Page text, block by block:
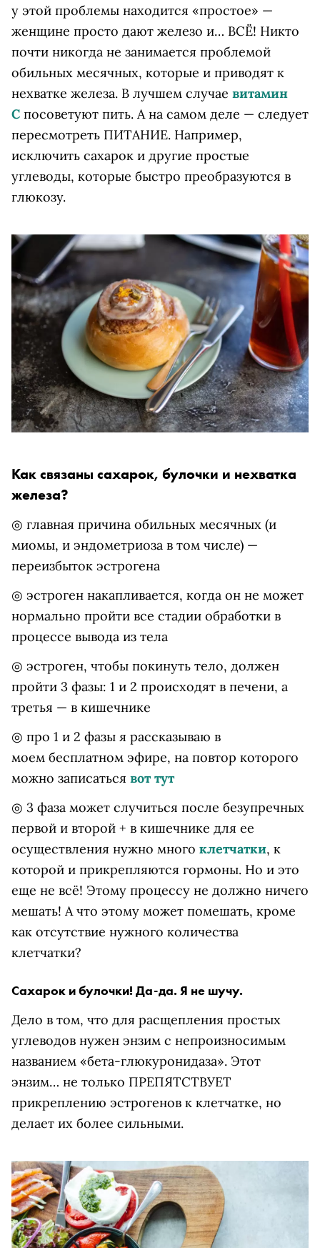
у этой проблемы находится «простое» —
женщине просто дают железо и… ВСЁ! Никто
почти никогда не занимается проблемой
обильных месячных, которые и приводят к
нехватке железа. В лучшем случае витамин
С посоветуют пить. А на самом деле — следует
пересмотреть ПИТАНИЕ. Например,
исключить сахарок и другие простые
углеводы, которые быстро преобразуются в
глюкозу.
Как связаны сахарок, булочки и нехватка
железа?
◎ главная причина обильных месячных (и
миомы, и эндометриоза в том числе) —
переизбыток эстрогена
◎ эстроген накапливается, когда он не может
нормально пройти все стадии обработки в
процессе вывода из тела
◎ эстроген, чтобы покинуть тело, должен
пройти 3 фазы: 1 и 2 происходят в печени, а
третья — в кишечнике
◎ про 1 и 2 фазы я рассказываю в
моем бесплатном эфире, на повтор которого
можно записаться вот тут
◎ 3 фаза может случиться после безупречных
первой и второй + в кишечнике для ее
осуществления нужно много клетчатки, к
которой и прикрепляются гормоны. Но и это
еще не всё! Этому процессу не должно ничего
мешать! А что этому может помешать, кроме
как отсутствие нужного количества
клетчатки?
Сахарок и булочки! Да-да. Я не шучу.
Дело в том, что для расщепления простых
углеводов нужен энзим с непроизносимым
названием «бета-глюкуронидаза». Этот
энзим… не только ПРЕПЯТСТВУЕТ
прикреплению эстрогенов к клетчатке, но
делает их более сильными.